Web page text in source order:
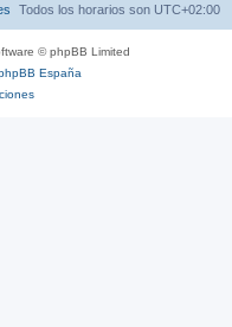
Todos los horarios son UTC+02:00
© phpBB Limited
España